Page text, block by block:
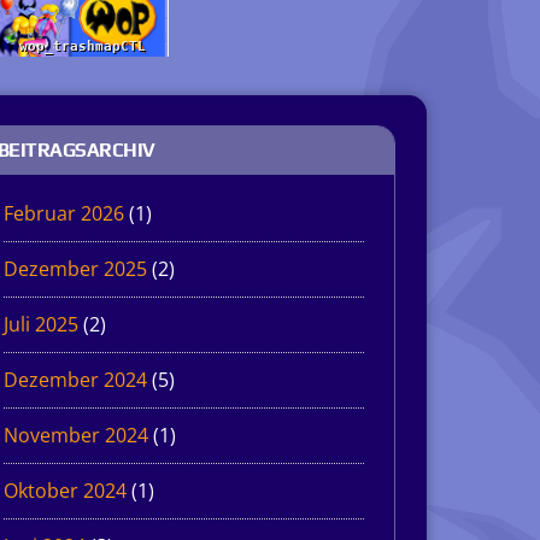
Februar 2026(1)
Dezember 2025(2)
Juli 2025(2)
Dezember 2024(5)
November 2024(1)
Oktober 2024(1)